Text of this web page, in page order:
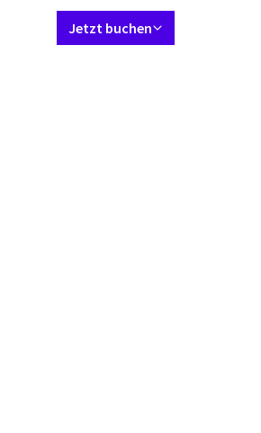
Sprache einstellen
Jetzt buchen